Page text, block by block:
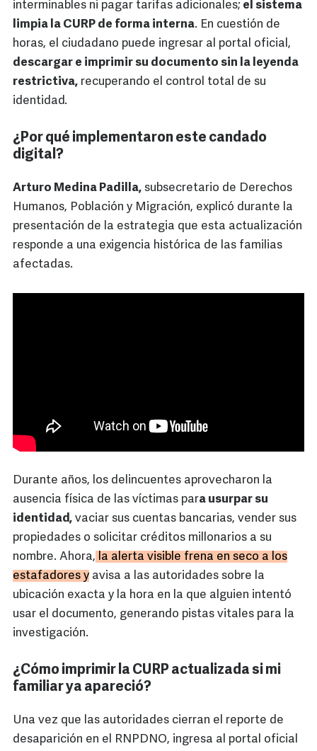
interminables ni pagar tarifas adicionales; el sistema
limpia la CURP de forma interna. En cuestión de
horas, el ciudadano puede ingresar al portal oficial,
descargar e imprimir su documento sin la leyenda
restrictiva, recuperando el control total de su
identidad.
¿Por qué implementaron este candado
digital?
Arturo Medina Padilla, subsecretario de Derechos
Humanos, Población y Migración, explicó durante la
presentación de la estrategia que esta actualización
responde a una exigencia histórica de las familias
afectadas.
Durante años, los delincuentes aprovecharon la
ausencia física de las víctimas para usurpar su
identidad, vaciar sus cuentas bancarias, vender sus
propiedades o solicitar créditos millonarios a su
nombre. Ahora, la alerta visible frena en seco a los
estafadores y avisa a las autoridades sobre la
ubicación exacta y la hora en la que alguien intentó
usar el documento, generando pistas vitales para la
investigación.
¿Cómo imprimir la CURP actualizada si mi
familiar ya apareció?
Una vez que las autoridades cierran el reporte de
desaparición en el RNPDNO, ingresa al portal oficial